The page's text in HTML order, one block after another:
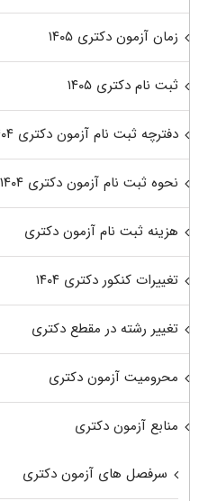
زمان آزمون دکتری ۱۴۰۵
ثبت نام دکتری ۱۴۰۵
دفترچه ثبت نام آزمون دکتری ۱۴۰۴
نحوه ثبت نام آزمون دکتری ۱۴۰۴
هزینه ثبت نام آزمون دکتری
تغییرات کنکور دکتری ۱۴۰۴
تغییر رشته در مقطع دکتری
محرومیت آزمون دکتری
منابع آزمون دکتری
سرفصل های آزمون دکتری